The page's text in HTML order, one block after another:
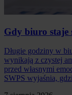
Gdy biuro staje
Długie godziny w
wynikają z czystej
przed własnymi
SWPS wyjaśnia,